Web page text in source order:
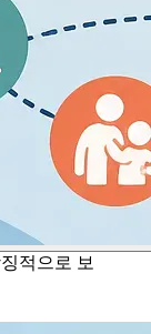
적으로 보